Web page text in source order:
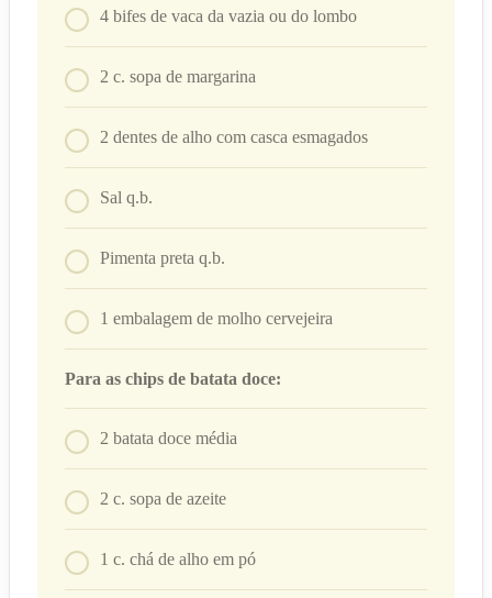
4 bifes de vaca da vazia ou do lombo
2 c. sopa de margarina
2 dentes de alho com casca esmagados
Sal q.b.
Pimenta preta q.b.
1 embalagem de molho cervejeira
Para as chips de batata doce:
2 batata doce média
2 c. sopa de azeite
1 c. chá de alho em pó